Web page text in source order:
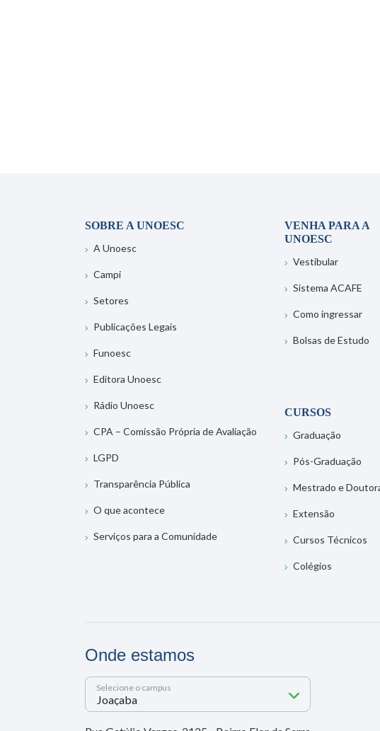
SOBRE A UNOESC
A Unoesc
Campi
Setores
Publicações Legais
Funoesc
Editora Unoesc
Rádio Unoesc
CPA – Comissão Própria de Avaliação
LGPD
Transparência Pública
O que acontece
Serviços para a Comunidade
VENHA PARA A
UNOESC
Vestibular
Sistema ACAFE
Como ingressar
Bolsas de Estudo
CURSOS
Graduação
Pós-Graduação
Mestrado e
Extensão
Cursos Técnicos
Colégios
Onde estamos
Selecione o campus